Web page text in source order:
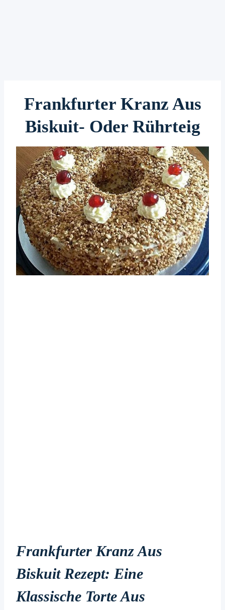
Frankfurter Kranz Aus
Biskuit- Oder Rührteig
Frankfurter Kranz Aus
Biskuit Rezept: Eine
Klassische Torte Aus